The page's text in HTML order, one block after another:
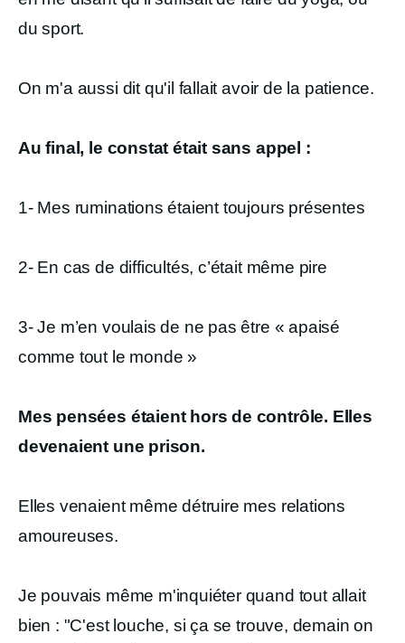
du sport.
On m'a aussi dit qu'il fallait avoir de la patience.
Au final, le constat était sans appel :
1- Mes ruminations étaient toujours présentes
2- En cas de difficultés, c’était même pire
3- Je m’en voulais de ne pas être « apaisé
comme tout le monde »
Mes pensées étaient hors de contrôle. Elles
devenaient une prison.
Elles venaient même détruire mes relations
amoureuses.
Je pouvais même m'inquiéter quand tout allait
bien : "C'est louche, si ça se trouve, demain on